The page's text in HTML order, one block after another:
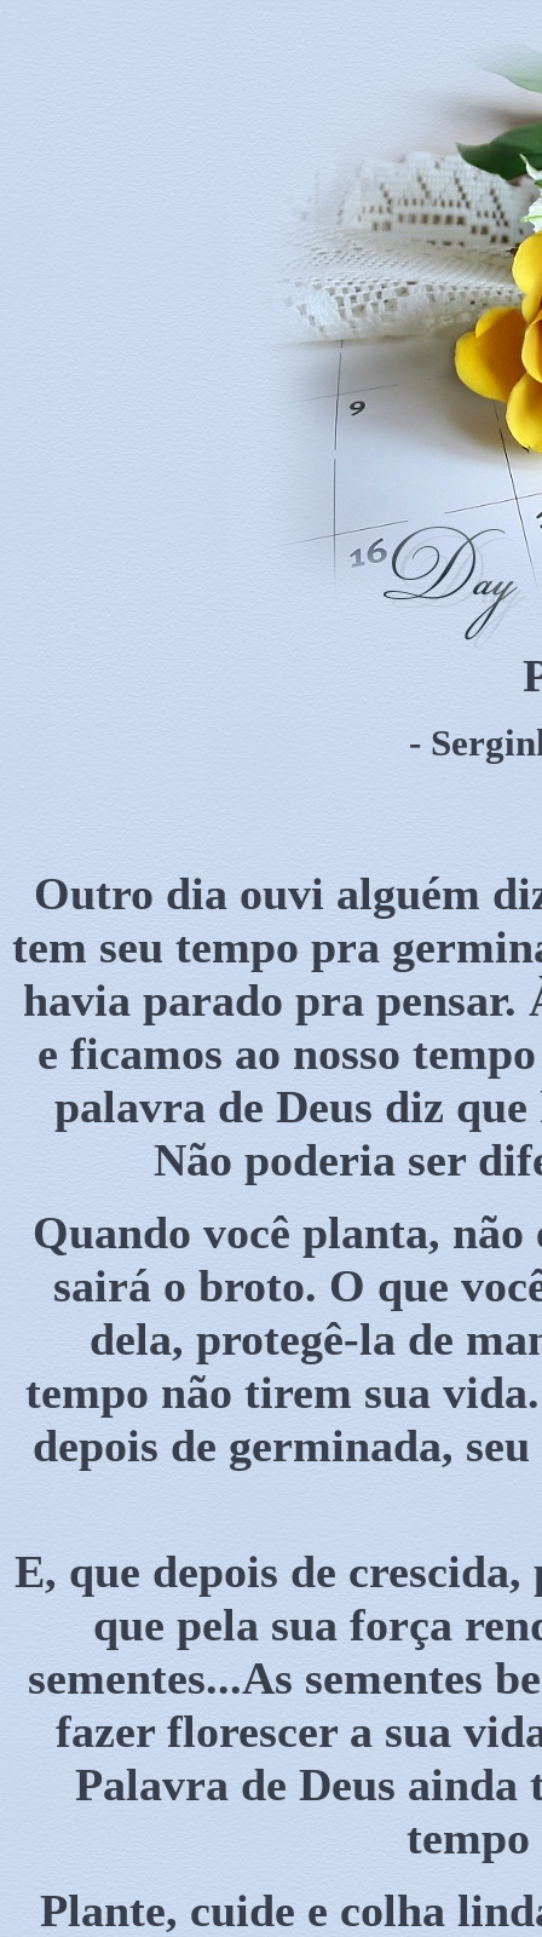
-
Outro dia ouvi alguém
tem seu tempo pra
havia parado pra pensar.
e ficamos ao nosso
palavra de Deus diz
Não poderia ser
Quando você planta,
sairá o broto. O que
dela, protegê-la de
tempo não tirem sua
depois de germinada,
E, que depois de
que pela sua força
sementes...As sementes
fazer florescer a sua
Palavra de Deus
Plante, cuide e colha